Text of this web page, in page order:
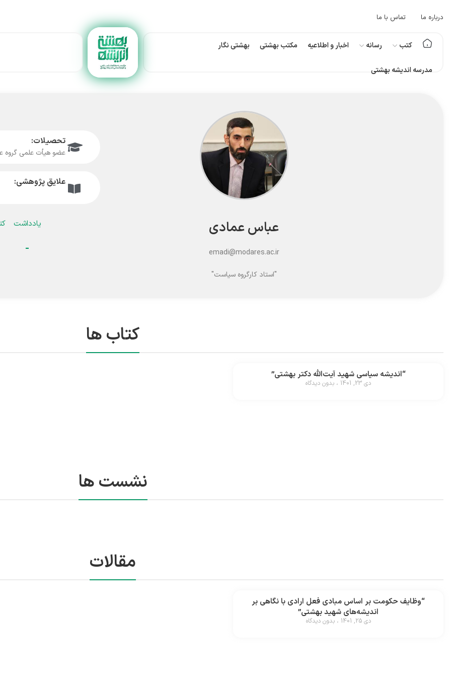
درباره ما تماس با ما
کتب رسانه اخبار و اطلاعیه مکتب بهشتی بهشتی نگار
مدرسه اندیشه بهشتی
عباس عمادی
emadi@modares.ac.ir
"استاد کارگروه سیاست"
تحصیلات:
عضو هیأت علمی گروه
علایق پژوهشی:
یادداشت
-
کتاب ها
“اندیشه سیاسی شهید آیت‌الله دکتر بهشتی”
دی 23, 1401 بدون دیدگاه
نشست ها
مقالات
“وظایف حکومت بر اساس مبادی فعل ارادی با نگاهی بر
اندیشه‌های شهید بهشتی”
دی 25, 1401 بدون دیدگاه